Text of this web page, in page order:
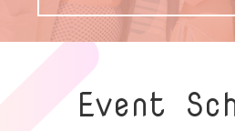
Event